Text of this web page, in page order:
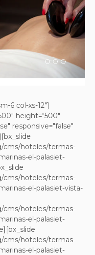
Next
6 col-xs-12"]
height="500"
responsive="false"
cms/hoteles/termas-
el-palasiet-
cms/hoteles/termas-
el-palasiet-vista-
cms/hoteles/termas-
el-palasiet-
cms/hoteles/termas-
el-palasiet-